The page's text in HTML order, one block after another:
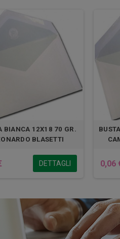
BIANCA 12X18 70 GR.
BLASETTI
DETTAGLI 0,06